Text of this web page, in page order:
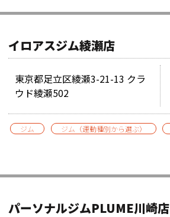
イロアスジム綾瀬店
東京都足立区綾瀬3-21-13 クラ
ウド綾瀬502
ジム ジム（運動種別から選ぶ）
パーソナルジムPLUME川崎店